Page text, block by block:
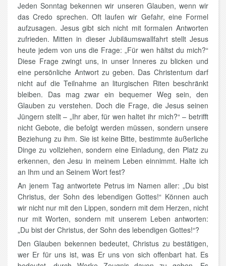
Jeden Sonntag bekennen wir unseren Glauben, wenn wir
das Credo sprechen. Oft laufen wir Gefahr, eine Formel
aufzusagen. Jesus gibt sich nicht mit formalen Antworten
zufrieden. Mitten in dieser Jubiläumswallfahrt stellt Jesus
heute jedem von uns die Frage: „Für wen hältst du mich?“
Diese Frage zwingt uns, in unser Inneres zu blicken und
eine persönliche Antwort zu geben. Das Christentum darf
nicht auf die Teilnahme an liturgischen Riten beschränkt
bleiben. Das mag zwar ein bequemer Weg sein, den
Glauben zu verstehen. Doch die Frage, die Jesus seinen
Jüngern stellt – „Ihr aber, für wen haltet ihr mich?“ – betrifft
nicht Gebote, die befolgt werden müssen, sondern unsere
Beziehung zu ihm. Sie ist keine Bitte, bestimmte äußerliche
Dinge zu vollziehen, sondern eine Einladung, den Platz zu
erkennen, den Jesu in meinem Leben einnimmt. Halte ich
an Ihm und an Seinem Wort fest?
An jenem Tag antwortete Petrus im Namen aller: „Du bist
Christus, der Sohn des lebendigen Gottes!“ Können auch
wir nicht nur mit den Lippen, sondern mit dem Herzen, nicht
nur mit Worten, sondern mit unserem Leben antworten:
„Du bist der Christus, der Sohn des lebendigen Gottes!“?
Den Glauben bekennen bedeutet, Christus zu bestätigen,
wer Er für uns ist, was Er uns von sich offenbart hat. Es